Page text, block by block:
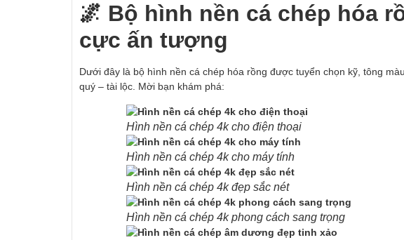
🌌 Bộ hình nền cá chép hóa
cực ấn tượng
Dưới đây là bộ hình nền cá chép hóa rồng được tuyển chọn kỹ, tông
quý – tài lộc. Mời bạn khám phá:
Hình nền cá chép 4k cho điện thoại
Hình nền cá chép 4k cho máy tính
Hình nền cá chép 4k đẹp sắc nét
Hình nền cá chép 4k phong cách sang trọng